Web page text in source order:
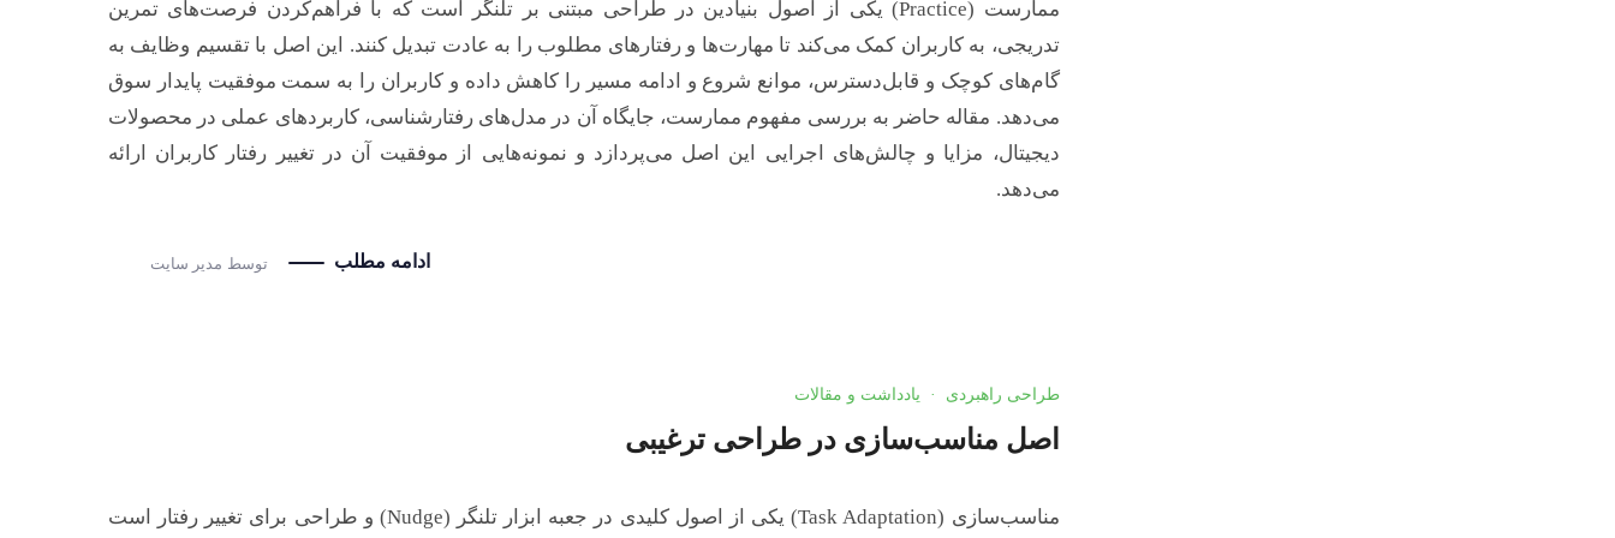
ممارست (Practice) یکی از اصول بنیادین در طراحی مبتنی بر تلنگر است که با فراهم‌کردن فرصت‌های تمرین
تدریجی، به کاربران کمک می‌کند تا مهارت‌ها و رفتارهای مطلوب را به عادت تبدیل کنند. این اصل با تقسیم وظایف به
گام‌های کوچک و قابل‌دسترس، موانع شروع و ادامه مسیر را کاهش داده و کاربران را به سمت موفقیت پایدار سوق
می‌دهد. مقاله حاضر به بررسی مفهوم ممارست، جایگاه آن در مدل‌های رفتارشناسی، کاربردهای عملی در محصولات
دیجیتال، مزایا و چالش‌های اجرایی این اصل می‌پردازد و نمونه‌هایی از موفقیت آن در تغییر رفتار کاربران ارائه
می‌دهد.
توسط مدیر سایت ادامه مطلب
طراحی راهبردی · یادداشت و مقالات
اصل مناسب‌سازی در طراحی ترغیبی
مناسب‌سازی (Task Adaptation) یکی از اصول کلیدی در جعبه ابزار تلنگر (Nudge) و طراحی برای تغییر رفتار است